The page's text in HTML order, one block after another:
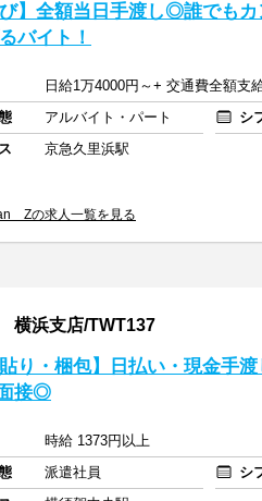
び】全額当日手渡し◎誰でも
バイト！
日給1万4000円～+ 交通費全額支
アルバイト・パート シ
京急久里浜駅
Zの求人一覧を見る
横浜支店/TWT137
貼り・梱包】日払い・現金手
接◎
時給 1373円以上
派遣社員 シ